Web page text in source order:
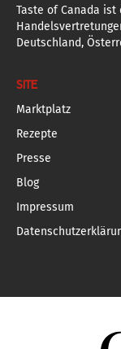
Taste of Canada
Deutschland,
SITE
Marktplatz
Rezepte
Presse
Blog
Impressum